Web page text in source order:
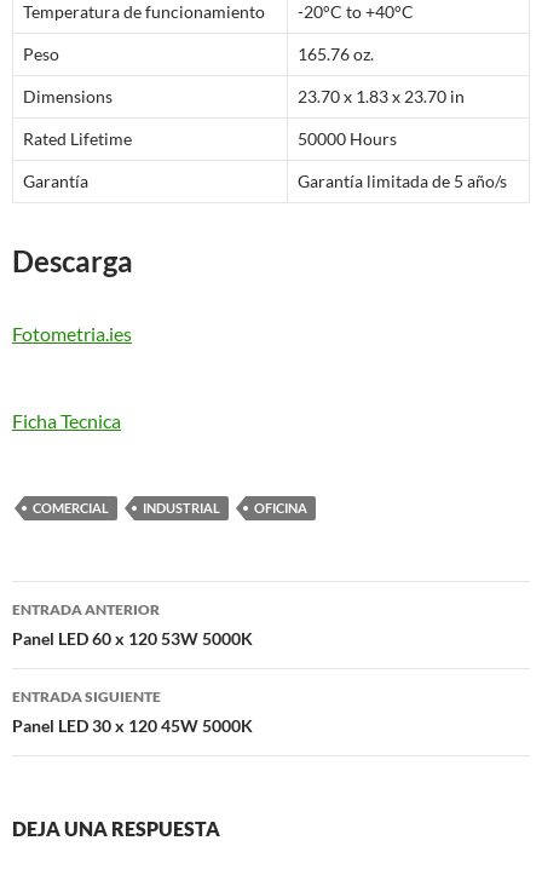
Temperatura de funcionamiento -20°C to +40°C
Peso 165.76 oz.
Dimensions 23.70 x 1.83 x 23.70 in
Rated Lifetime 50000 Hours
Garantía Garantía limitada de 5 año/s
Descarga
Fotometria.ies
Ficha Tecnica
COMERCIAL INDUSTRIAL OFICINA
Navegación
de
entradas
ENTRADA ANTERIOR
Panel LED 60 x 120 53W 5000K
ENTRADA SIGUIENTE
Panel LED 30 x 120 45W 5000K
DEJA UNA RESPUESTA